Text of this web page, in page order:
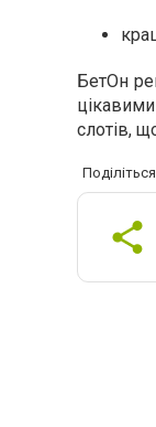
БетОн
слотів,